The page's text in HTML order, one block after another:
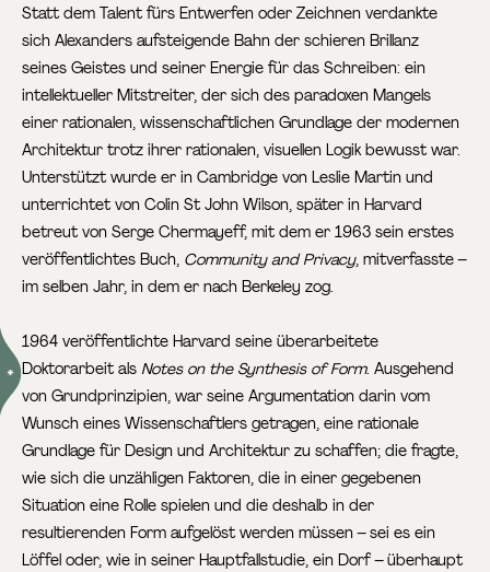
Statt dem Talent fürs Entwerfen oder Zeichnen verdankte
sich Alexanders aufsteigende Bahn der schieren Brillanz
seines Geistes und seiner Energie für das Schreiben: ein
intellektueller Mitstreiter, der sich des paradoxen Mangels
einer rationalen, wissenschaftlichen Grundlage der modernen
Architektur trotz ihrer rationalen, visuellen Logik bewusst war.
Unterstützt wurde er in Cambridge von Leslie Martin und
unterrichtet von Colin St John Wilson, später in Harvard
betreut von Serge Chermayeff, mit dem er 1963 sein erstes
veröffentlichtes Buch, Community and Privacy, mitverfasste –
im selben Jahr, in dem er nach Berkeley zog.
1964 veröffentlichte Harvard seine überarbeitete
Doktorarbeit als Notes on the Synthesis of Form. Ausgehend
von Grundprinzipien, war seine Argumentation darin vom
Wunsch eines Wissenschaftlers getragen, eine rationale
Grundlage für Design und Architektur zu schaffen; die fragte,
wie sich die unzähligen Faktoren, die in einer gegebenen
Situation eine Rolle spielen und die deshalb in der
resultierenden Form aufgelöst werden müssen – sei es ein
Löffel oder, wie in seiner Hauptfallstudie, ein Dorf – überhaupt